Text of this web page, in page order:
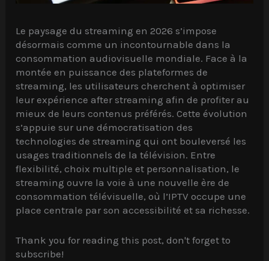
Le paysage du streaming en 2026 s’impose
désormais comme un incontournable dans la
consommation audiovisuelle mondiale. Face à la
montée en puissance des plateformes de
streaming, les utilisateurs cherchent à optimiser
leur expérience after streaming afin de profiter au
mieux de leurs contenus préférés. Cette évolution
s’appuie sur une démocratisation des
technologies de streaming qui ont bouleversé les
usages traditionnels de la télévision. Entre
flexibilité, choix multiple et personnalisation, le
streaming ouvre la voie à une nouvelle ère de
consommation télévisuelle, où l’IPTV occupe une
place centrale par son accessibilité et sa richesse.
Thank you for reading this post, don't forget to
subscribe!